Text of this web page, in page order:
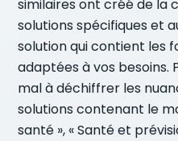
similaires ont créé de la
solutions spécifiques et
solution qui contient les
adaptées à vos besoins.
mal à déchiffrer les
solutions contenant le
santé », « Santé et